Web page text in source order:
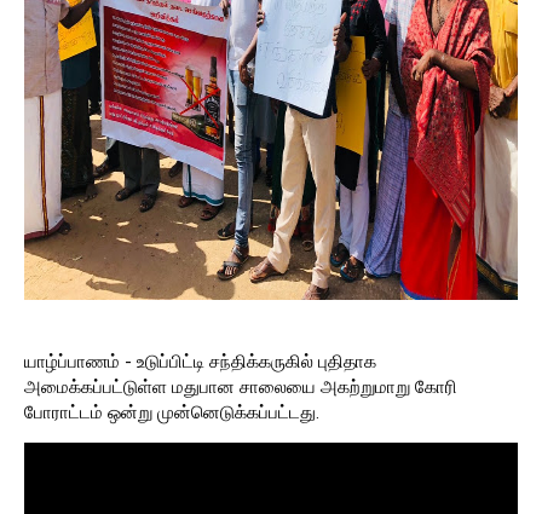
யாழ்ப்பாணம் - உடுப்பிட்டி சந்திக்கருகில் புதிதாக
அமைக்கப்பட்டுள்ள மதுபான சாலையை அகற்றுமாறு கோரி
போராட்டம் ஒன்று முன்னெடுக்கப்பட்டது.